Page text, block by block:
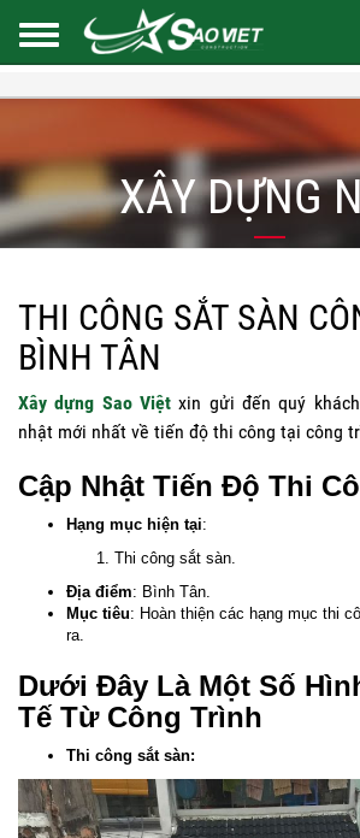
XÂY DỰNG
THI CÔNG SẮT SÀN
BÌNH TÂN
Xây dựng Sao Việt xin gửi đến quý
nhật mới nhất về tiến độ thi công tại công
Cập Nhật Tiến Độ Thi
Hạng mục hiện tại:
Thi công sắt sàn.
Địa điểm: Bình Tân.
Mục tiêu: Hoàn thiện các hạng mục thi
ra.
Dưới Đây Là Một Số
Tế Từ Công Trình
Thi công sắt sàn: